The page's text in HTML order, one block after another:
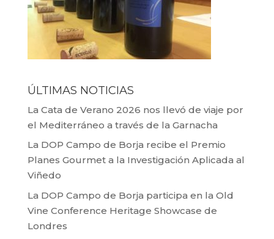
ÚLTIMAS NOTICIAS
La Cata de Verano 2026 nos llevó de viaje por
el Mediterráneo a través de la Garnacha
La DOP Campo de Borja recibe el Premio
Planes Gourmet a la Investigación Aplicada al
Viñedo
La DOP Campo de Borja participa en la Old
Vine Conference Heritage Showcase de
Londres